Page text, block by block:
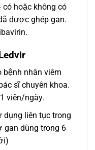
có hoặc không có
được ghép gan.
bệnh nhân viêm
sĩ chuyên khoa.
viên/ngày.
dụng liên tục trong
gan dùng trong 6